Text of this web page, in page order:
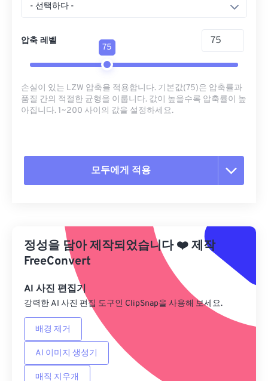
- 선택하다 -
압축 레벨
75
손실이 있는 LZW 압축을 적용합니다. 기본값(75)은 압축률과
품질 간의 적절한 균형을 이룹니다. 값이 높을수록 압축률이 높
아집니다. 1~200 사이의 값을 설정하세요.
모두에게 적용
사전 설정에서 적용
사전 설정으로 저장
정성을 담아 제작되었습니다❤️제작
FreeConvert
AI 사진 편집기
강력한 AI 사진 편집 도구인 ClipSnap을 사용해 보세요.
배경 제거
AI 이미지 생성기
매직 지우개